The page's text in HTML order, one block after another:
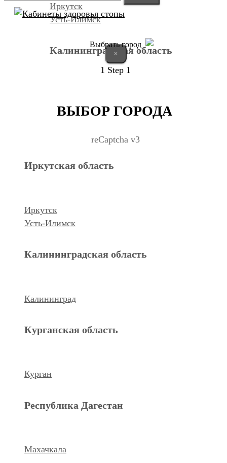
Иркутск
Усть-Илимск
Калининградская область
Курган
Выбрать город
×
1 Step 1
ВЫБОР ГОРОДА
reCaptcha v3
Иркутская область
Иркутск
Усть-Илимск
Калининградская область
Калининград
Курганская область
Курган
Республика Дагестан
Махачкала